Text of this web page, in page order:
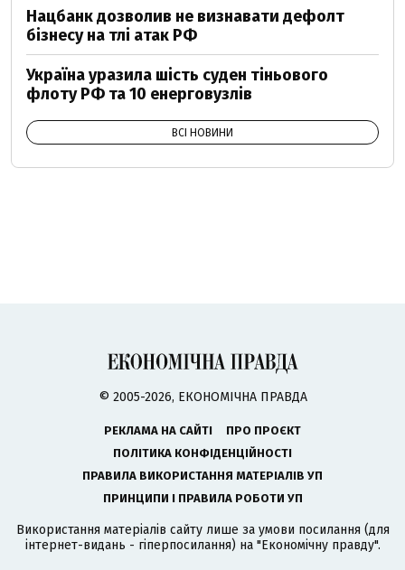
Нацбанк дозволив не визнавати дефолт
бізнесу на тлі атак РФ
Україна уразила шість суден тіньового
флоту РФ та 10 енерговузлів
ВСІ НОВИНИ
© 2005-2026, ЕКОНОМІЧНА ПРАВДА
РЕКЛАМА НА САЙТІ
ПРО ПРОЄКТ
ПОЛІТИКА КОНФІДЕНЦІЙНОСТІ
ПРАВИЛА ВИКОРИСТАННЯ МАТЕРІАЛІВ УП
ПРИНЦИПИ І ПРАВИЛА РОБОТИ УП
Використання матеріалів сайту лише за умови посилання (для
інтернет-видань - гіперпосилання) на "Економічну правду".